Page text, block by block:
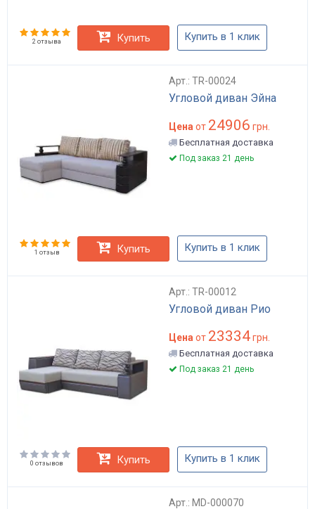
2 отзыва Купить Купить в 1 клик
Арт.: TR-00024
Угловой диван Эйна
Цена от 24906 грн.
Бесплатная доставка
Под заказ 21 день
1 отзыв Купить Купить в 1 клик
Арт.: TR-00012
Угловой диван Рио
Цена от 23334грн.
Бесплатная доставка
Под заказ 21 день
0 отзывов Купить Купить в 1 клик
Арт.: MD-000070